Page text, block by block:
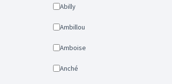
Abilly
Ambillou
Amboise
Anché